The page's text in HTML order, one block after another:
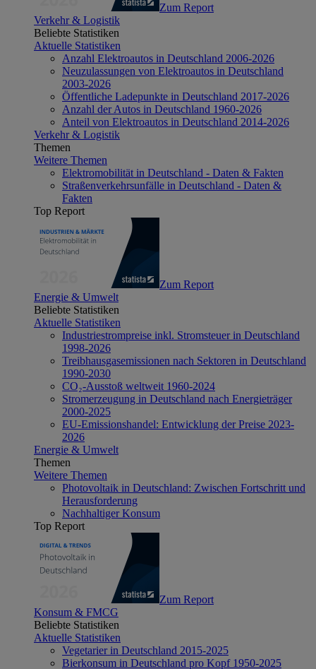
Zum Report
Verkehr & Logistik
Beliebte Statistiken
Aktuelle Statistiken
Anzahl Elektroautos in Deutschland 2006-2026
Neuzulassungen von Elektroautos in Deutschland
2003-2026
Öffentliche Ladepunkte in Deutschland 2017-2026
Anzahl der Autos in Deutschland 1960-2026
Anteil von Elektroautos in Deutschland 2014-2026
Verkehr & Logistik
Themen
Weitere Themen
Elektromobilität in Deutschland - Daten & Fakten
Straßenverkehrsunfälle in Deutschland - Daten &
Fakten
Top Report
Zum Report
Energie & Umwelt
Beliebte Statistiken
Aktuelle Statistiken
Industriestrompreise inkl. Stromsteuer in Deutschland
1998-2026
Treibhausgasemissionen nach Sektoren in Deutschland
1990-2030
CO₂-Ausstoß weltweit 1960-2024
Stromerzeugung in Deutschland nach Energieträger
2000-2025
EU-Emissionshandel: Entwicklung der Preise 2023-
2026
Energie & Umwelt
Themen
Weitere Themen
Photovoltaik in Deutschland: Zwischen Fortschritt und
Herausforderung
Nachhaltiger Konsum
Top Report
Zum Report
Konsum & FMCG
Beliebte Statistiken
Aktuelle Statistiken
Vegetarier in Deutschland 2015-2025
Bierkonsum in Deutschland pro Kopf 1950-2025